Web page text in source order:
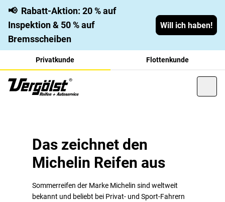
📢 Rabatt-Aktion: 20 % auf
Inspektion & 50 % auf
Bremsscheiben
Will ich haben!
Privatkunde Flottenkunde
Sommerreifen mit
Bestnoten
sicherer und komfortabler Sommerreifen auf den Markt –
mit einem neuen Reifenprofil speziell für schwere
auf die Bedürfnisse von Vans und Limousinen der
Oberklasse zugeschnitten. Hier erfahren Sie mehr über den
Das zeichnet den
Michelin Reifen aus
Sommerreifen der Marke Michelin sind weltweit
bekannt und beliebt bei Privat- und Sport-Fahrern